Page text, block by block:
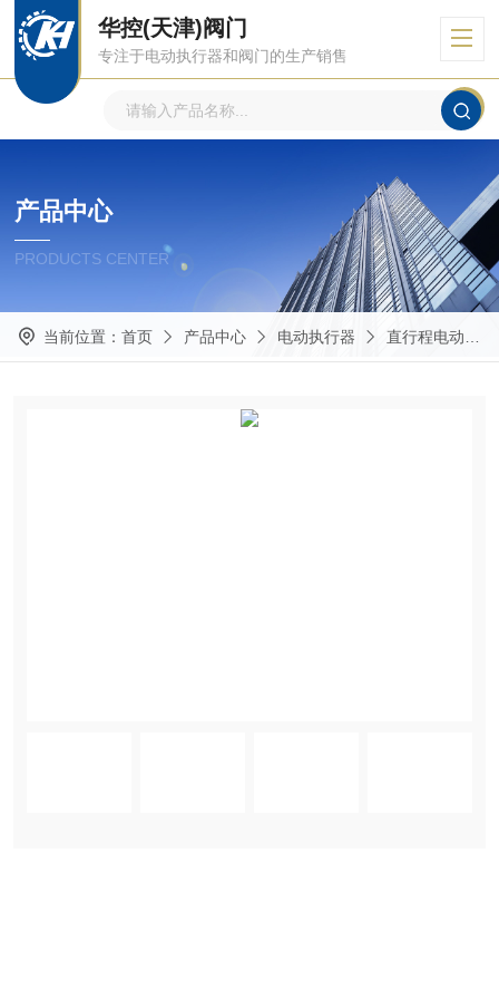
华控(天津)阀门
专注于电动执行器和阀门的生产销售
产品中心
PRODUCTS CENTER
当前位置： 首页 产品中心 电动执行器 直行程电动执行器